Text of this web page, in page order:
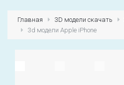
Первый раз?
Главная 3D модели скачать
3d модели Apple iPhone